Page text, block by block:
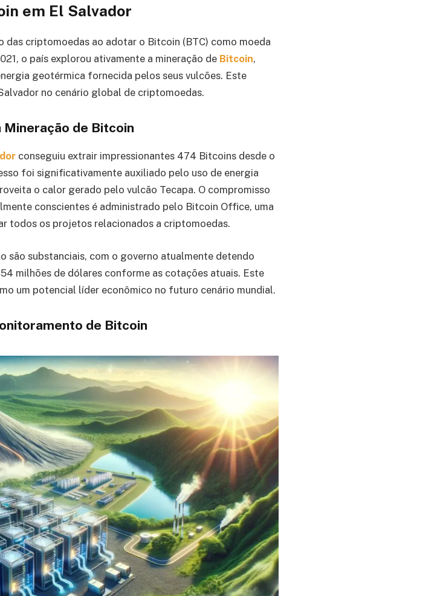
em El Salvador
das criptomoedas ao adotar o Bitcoin (BTC) como moeda
o país explorou ativamente a mineração de Bitcoin,
geotérmica fornecida pelos seus vulcões. Este
no cenário global de criptomoedas.
Mineração de Bitcoin
conseguiu extrair impressionantes 474 Bitcoins desde o
foi significativamente auxiliado pelo uso de energia
o calor gerado pelo vulcão Tecapa. O compromisso
conscientes é administrado pelo Bitcoin Office, uma
todos os projetos relacionados a criptomoedas.
são substanciais, com o governo atualmente detendo
milhões de dólares conforme as cotações atuais. Este
um potencial líder econômico no futuro cenário mundial.
de Bitcoin